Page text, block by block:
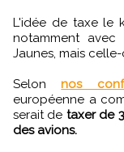
L'idée de taxe le
notamment
Jaunes, mais
Selonnos
européenne a
serait de taxer de
des avions.